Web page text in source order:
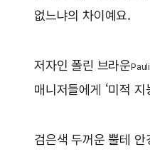
없느냐의 차이예요.
저자인 폴린 브라운
매니저들에게 ‘미적
검은색 두꺼운 뿔테